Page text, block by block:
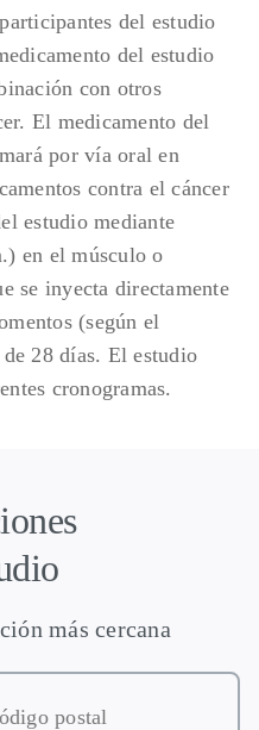
del estudio
del estudio
con otros
El medicamento del
por vía oral en
contra el cáncer
estudio mediante
en el músculo o
se inyecta directamente
(según el
28 días. El estudio
cronogramas.
más cercana